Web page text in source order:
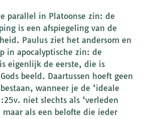
parallel in Platoonse zin: de
is een afspiegeling van de
Paulus ziet het andersom en
in apocalyptische zin: de
eigenlijk de eerste, die is
beeld. Daartussen hoeft geen
wanneer je de ‘ideale
niet slechts als ‘verleden
als een belofte die ieder